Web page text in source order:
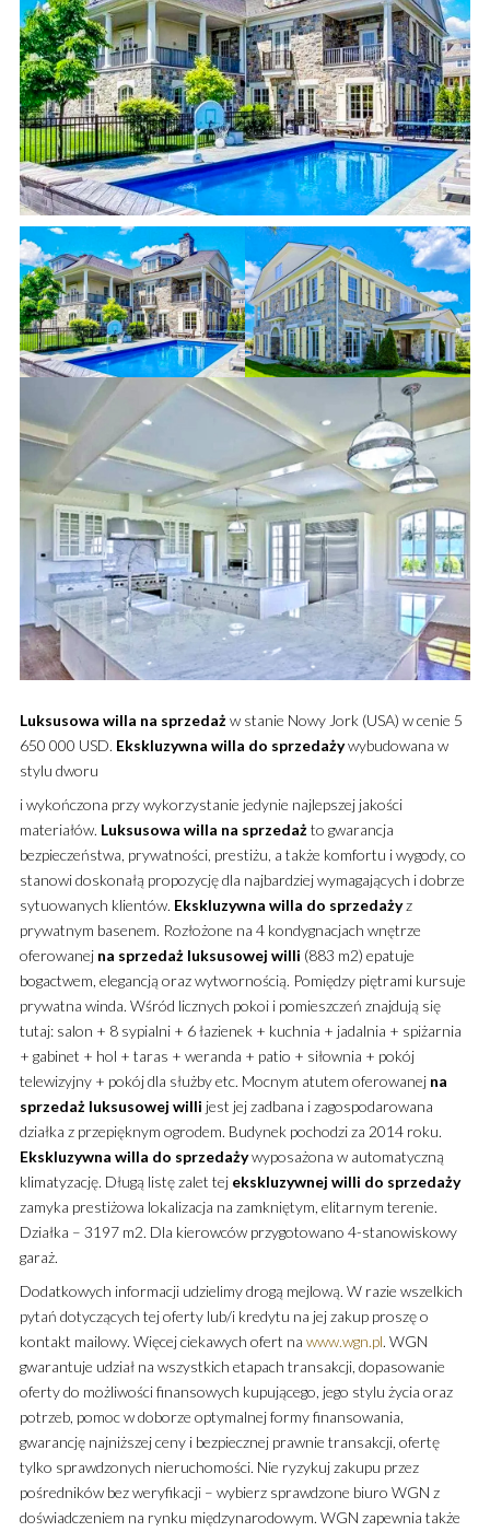
Luksusowa willa na sprzedażw stanie Nowy Jork (USA) w cenie 5
650 000 USD. Ekskluzywna willa do sprzedażywybudowana w
stylu dworu
i wykończona przy wykorzystanie jedynie najlepszej jakości
materiałów. Luksusowa willa na sprzedażto gwarancja
bezpieczeństwa, prywatności, prestiżu, a także komfortu i wygody, co
stanowi doskonałą propozycję dla najbardziej wymagających i dobrze
sytuowanych klientów. Ekskluzywna willa do sprzedażyz
prywatnym basenem. Rozłożone na 4 kondygnacjach wnętrze
oferowanej na sprzedaż luksusowej willi (883 m2) epatuje
bogactwem, elegancją oraz wytwornością. Pomiędzy piętrami kursuje
prywatna winda. Wśród licznych pokoi i pomieszczeń znajdują się
tutaj: salon + 8 sypialni + 6 łazienek + kuchnia + jadalnia + spiżarnia
+ gabinet + hol + taras + weranda + patio + siłownia + pokój
telewizyjny + pokój dla służby etc. Mocnym atutem oferowanej na
sprzedaż luksusowej willi jest jej zadbana i zagospodarowana
działka z przepięknym ogrodem. Budynek pochodzi za 2014 roku.
Ekskluzywna willa do sprzedażywyposażona w automatyczną
klimatyzację. Długą listę zalet tej ekskluzywnej willi do sprzedaży
zamyka prestiżowa lokalizacja na zamkniętym, elitarnym terenie.
Działka – 3197 m2. Dla kierowców przygotowano 4-stanowiskowy
garaż.
Dodatkowych informacji udzielimy drogą mejlową. W razie wszelkich
pytań dotyczących tej oferty lub/i kredytu na jej zakup proszę o
kontakt mailowy. Więcej ciekawych ofert na www.wgn.pl. WGN
gwarantuje udział na wszystkich etapach transakcji, dopasowanie
oferty do możliwości finansowych kupującego, jego stylu życia oraz
potrzeb, pomoc w doborze optymalnej formy finansowania,
gwarancję najniższej ceny i bezpiecznej prawnie transakcji, ofertę
tylko sprawdzonych nieruchomości. Nie ryzykuj zakupu przez
pośredników bez weryfikacji – wybierz sprawdzone biuro WGN z
doświadczeniem na rynku międzynarodowym. WGN zapewnia także